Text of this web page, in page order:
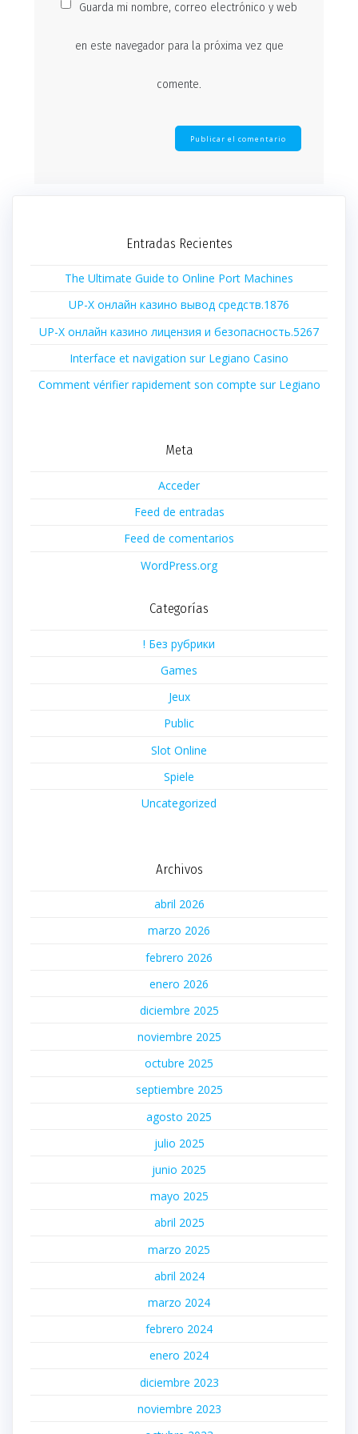
Guarda mi nombre, correo electrónico y web
en este navegador para la próxima vez que
comente.
Entradas Recientes
The Ultimate Guide to Online Port Machines
UP-X онлайн казино вывод средств.1876
UP-X онлайн казино лицензия и безопасность.5267
Interface et navigation sur Legiano Casino
Comment vérifier rapidement son compte sur Legiano
Meta
Acceder
Feed de entradas
Feed de comentarios
WordPress.org
Categorías
! Без рубрики
Games
Jeux
Public
Slot Online
Spiele
Uncategorized
Archivos
abril 2026
marzo 2026
febrero 2026
enero 2026
diciembre 2025
noviembre 2025
octubre 2025
septiembre 2025
agosto 2025
julio 2025
junio 2025
mayo 2025
abril 2025
marzo 2025
abril 2024
marzo 2024
febrero 2024
enero 2024
diciembre 2023
noviembre 2023